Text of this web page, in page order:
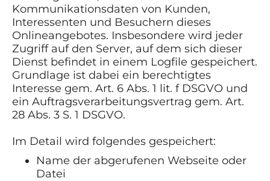
Kommunikationsdaten von Kunden,
Interessenten und Besuchern dieses
Onlineangebotes. Insbesondere wird jeder
Zugriff auf den Server, auf dem sich dieser
Dienst befindet in einem Logfile gespeichert.
Grundlage ist dabei ein berechtigtes
Interesse gem. Art. 6 Abs. 1 lit. f DSGVO und
ein Auftragsverarbeitungsvertrag gem. Art.
28 Abs. 3 S. 1 DSGVO.
Im Detail wird folgendes gespeichert:
Name der abgerufenen Webseite oder
Datei